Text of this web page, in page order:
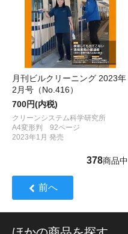
月刊ビルクリーニング 2023年
2月号（No.416）
700円(内税)
クリーンシステム科学研究所
A4変形判 92ページ
2023年1月 発売
378商品中
前へ